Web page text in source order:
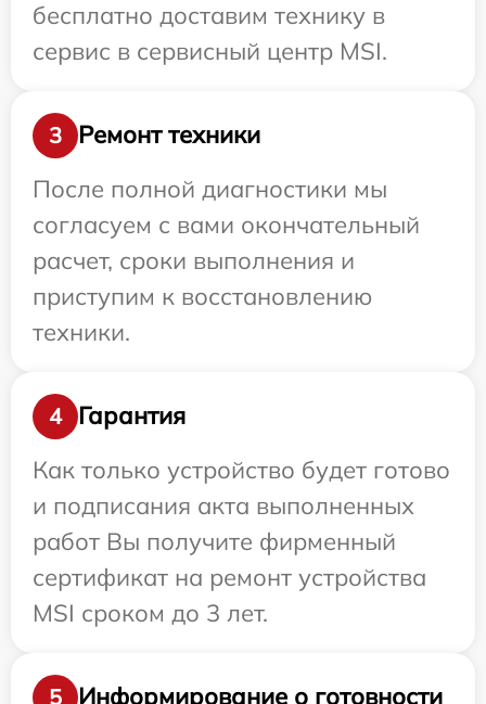
бесплатно доставим технику в
сервис в сервисный центр MSI.
3
Ремонт техники
После полной диагностики мы
согласуем с вами окончательный
расчет, сроки выполнения и
приступим к восстановлению
техники.
4
Гарантия
Как только устройство будет готово
и подписания акта выполненных
работ Вы получите фирменный
сертификат на ремонт устройства
MSI сроком до 3 лет.
5 Информирование о готовности